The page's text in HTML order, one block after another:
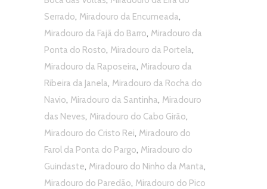
Serrado, Miradouro da Encumeada,
Miradouro da Fajã do Barro, Miradouro da
Ponta do Rosto, Miradouro da Portela,
Miradouro da Raposeira, Miradouro da
Ribeira da Janela, Miradouro da Rocha do
Navio, Miradouro da Santinha, Miradouro
das Neves, Miradouro do Cabo Girão,
Miradouro do Cristo Rei, Miradouro do
Farol da Ponta do Pargo, Miradouro do
Guindaste, Miradouro do Ninho da Manta,
Miradouro do Paredão, Miradouro do Pico